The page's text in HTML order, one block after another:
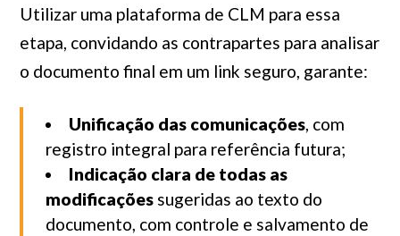
Utilizar uma plataforma de CLM para essa
etapa, convidando as contrapartes para analisar
o documento final em um link seguro, garante:
Unificação das comunicações, com
registro integral para referência futura;
Indicação clara de todas as
modificaçõessugeridas ao texto do
documento, com controle e salvamento de